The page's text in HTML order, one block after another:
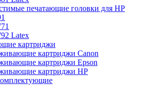
печатающие головки для HP
Latex
картриджи
картриджи Canon
картриджи Epson
картриджи HP